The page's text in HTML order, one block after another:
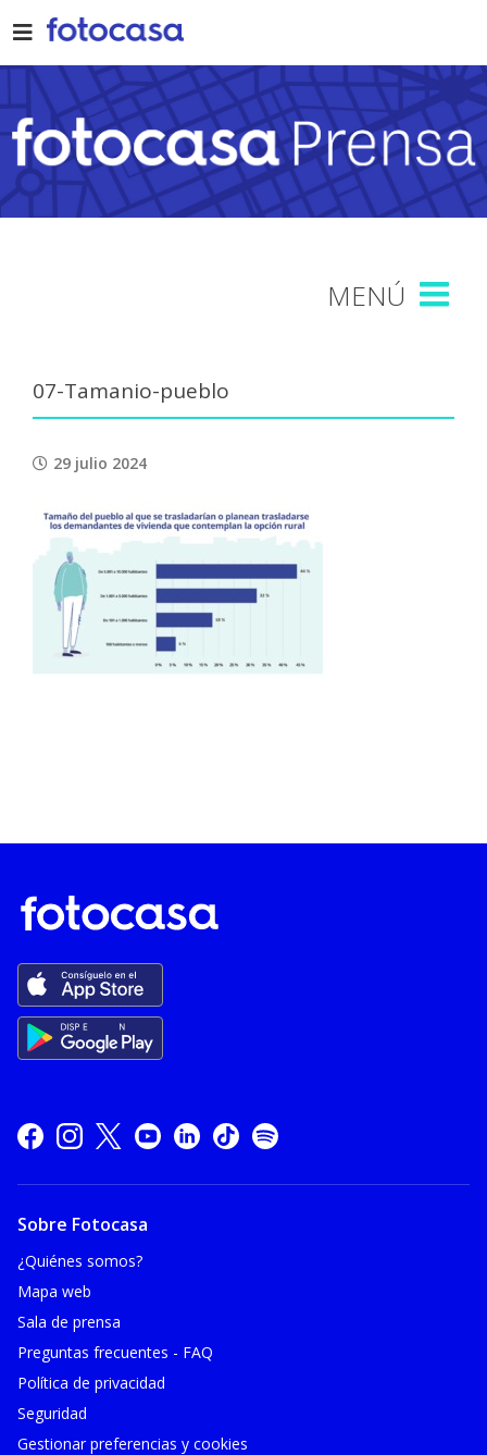
to
content
07-Tamanio-pueblo
29 julio 2024
Sobre Fotocasa
¿Quiénes somos?
Mapa web
Sala de prensa
Preguntas frecuentes - FAQ
Política de privacidad
Seguridad
Gestionar preferencias y cookies